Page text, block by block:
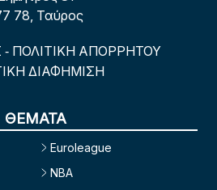
78, Ταύρος
- ΠΟΛΙΤΙΚΗ ΑΠΟΡΡΗΤΟΥ
ΔΙΑΦΗΜΙΣΗ
ΘΕΜΑΤΑ
Euroleague
NBA